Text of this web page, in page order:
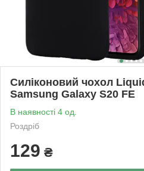
Силіконовий чохол
Samsung Galaxy S20 FE
В наявності 4 од.
Роздріб
129 ₴